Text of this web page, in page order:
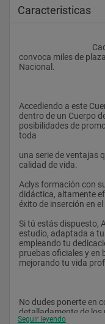
Caracteristicas
convoca miles de
Nacional.
Accediendo a este
dentro de un Cuerpo
posibilidades de
toda
una serie de ventajas
calidad de vida.
Aclys formación con
didáctica, altamente
éxito de inserción en
Si tú estás dispuesto,
estudio, adaptada a
empleando tu
pruebas oficiales y en
mejorando tu vida
No dudes ponerte en
detalladamente de los
Seguir leyendo